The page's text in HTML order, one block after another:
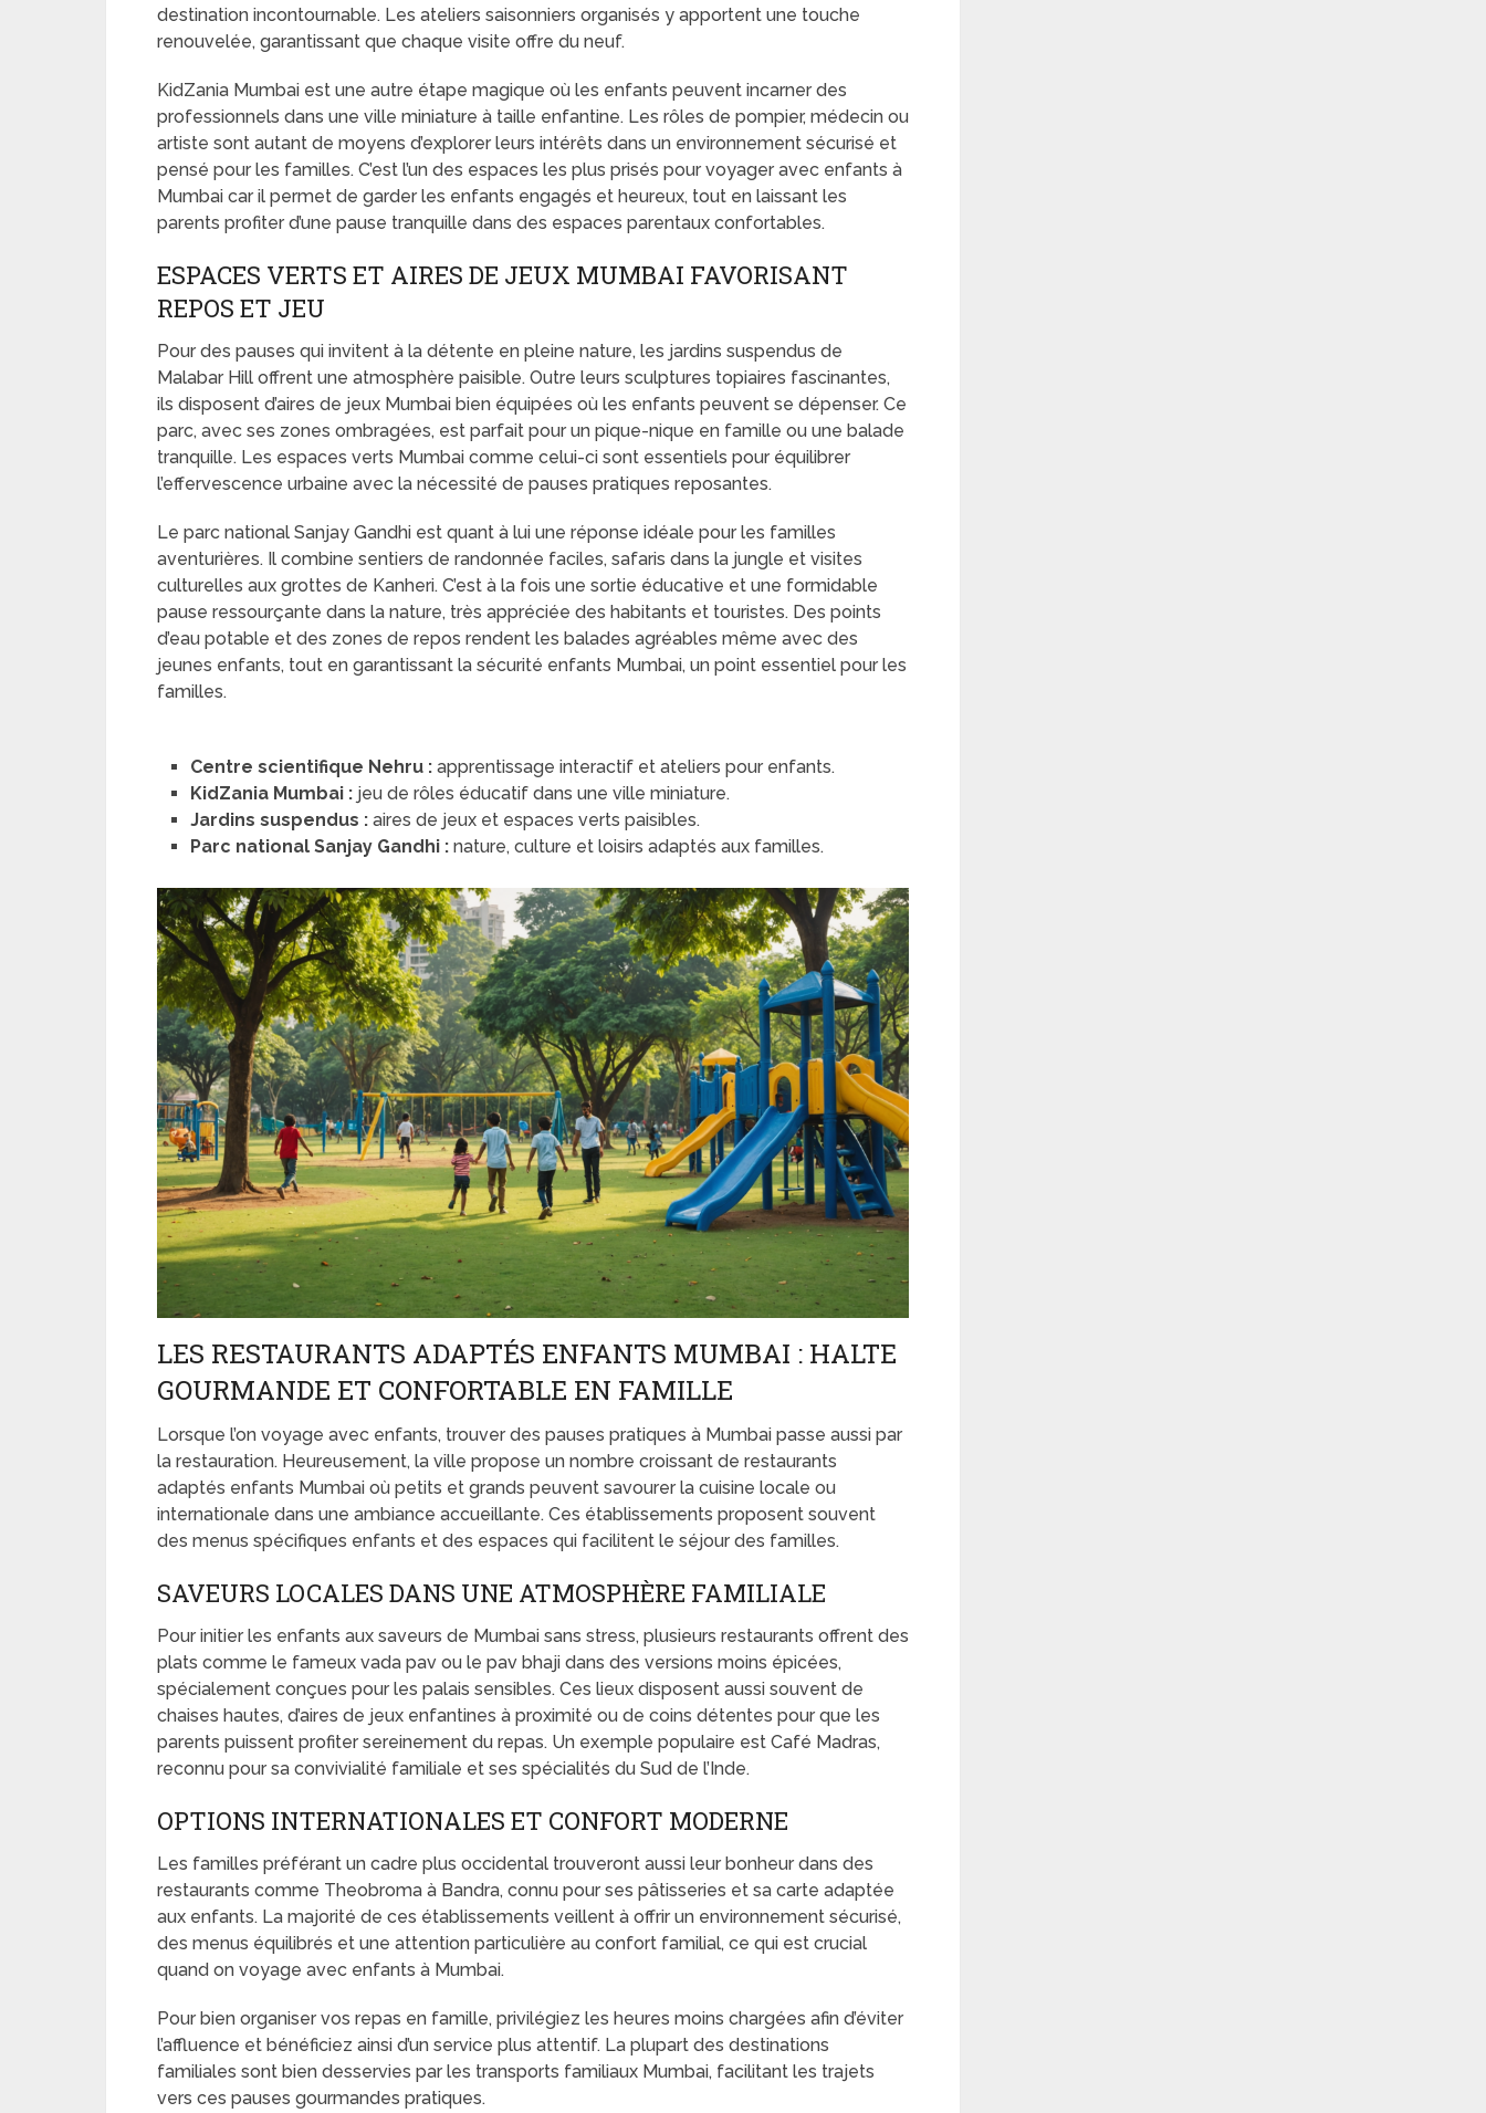
destination incontournable. Les ateliers saisonniers organisés y apportent une touche
renouvelée, garantissant que chaque visite offre du neuf.
KidZania Mumbai est une autre étape magique où les enfants peuvent incarner des
professionnels dans une ville miniature à taille enfantine. Les rôles de pompier, médecin ou
artiste sont autant de moyens d’explorer leurs intérêts dans un environnement sécurisé et
pensé pour les familles. C’est l’un des espaces les plus prisés pour voyager avec enfants à
Mumbai car il permet de garder les enfants engagés et heureux, tout en laissant les
parents profiter d’une pause tranquille dans des espaces parentaux confortables.
ESPACES VERTS ET AIRES DE JEUX MUMBAI FAVORISANT
REPOS ET JEU
Pour des pauses qui invitent à la détente en pleine nature, les jardins suspendus de
Malabar Hill offrent une atmosphère paisible. Outre leurs sculptures topiaires fascinantes,
ils disposent d’aires de jeux Mumbai bien équipées où les enfants peuvent se dépenser. Ce
parc, avec ses zones ombragées, est parfait pour un pique-nique en famille ou une balade
tranquille. Les espaces verts Mumbai comme celui-ci sont essentiels pour équilibrer
l’effervescence urbaine avec la nécessité de pauses pratiques reposantes.
Le parc national Sanjay Gandhi est quant à lui une réponse idéale pour les familles
aventurières. Il combine sentiers de randonnée faciles, safaris dans la jungle et visites
culturelles aux grottes de Kanheri. C’est à la fois une sortie éducative et une formidable
pause ressourçante dans la nature, très appréciée des habitants et touristes. Des points
d’eau potable et des zones de repos rendent les balades agréables même avec des
jeunes enfants, tout en garantissant la sécurité enfants Mumbai, un point essentiel pour les
familles.
Centre scientifique Nehru : apprentissage interactif et ateliers pour enfants.
KidZania Mumbai : jeu de rôles éducatif dans une ville miniature.
Jardins suspendus : aires de jeux et espaces verts paisibles.
Parc national Sanjay Gandhi : nature, culture et loisirs adaptés aux familles.
LES RESTAURANTS ADAPTÉS ENFANTS MUMBAI : HALTE
GOURMANDE ET CONFORTABLE EN FAMILLE
Lorsque l’on voyage avec enfants, trouver des pauses pratiques à Mumbai passe aussi par
la restauration. Heureusement, la ville propose un nombre croissant de restaurants
adaptés enfants Mumbai où petits et grands peuvent savourer la cuisine locale ou
internationale dans une ambiance accueillante. Ces établissements proposent souvent
des menus spécifiques enfants et des espaces qui facilitent le séjour des familles.
SAVEURS LOCALES DANS UNE ATMOSPHÈRE FAMILIALE
Pour initier les enfants aux saveurs de Mumbai sans stress, plusieurs restaurants offrent des
plats comme le fameux vada pav ou le pav bhaji dans des versions moins épicées,
spécialement conçues pour les palais sensibles. Ces lieux disposent aussi souvent de
chaises hautes, d’aires de jeux enfantines à proximité ou de coins détentes pour que les
parents puissent profiter sereinement du repas. Un exemple populaire est Café Madras,
reconnu pour sa convivialité familiale et ses spécialités du Sud de l’Inde.
OPTIONS INTERNATIONALES ET CONFORT MODERNE
Les familles préférant un cadre plus occidental trouveront aussi leur bonheur dans des
restaurants comme Theobroma à Bandra, connu pour ses pâtisseries et sa carte adaptée
aux enfants. La majorité de ces établissements veillent à offrir un environnement sécurisé,
des menus équilibrés et une attention particulière au confort familial, ce qui est crucial
quand on voyage avec enfants à Mumbai.
Pour bien organiser vos repas en famille, privilégiez les heures moins chargées afin d’éviter
l’affluence et bénéficiez ainsi d’un service plus attentif. La plupart des destinations
familiales sont bien desservies par les transports familiaux Mumbai, facilitant les trajets
vers ces pauses gourmandes pratiques.